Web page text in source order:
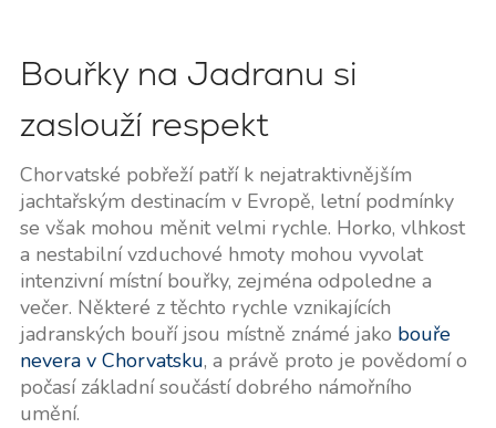
Bouřky na Jadranu si
zaslouží respekt
Chorvatské pobřeží patří k nejatraktivnějším
jachtařským destinacím v Evropě, letní podmínky
se však mohou měnit velmi rychle. Horko, vlhkost
a nestabilní vzduchové hmoty mohou vyvolat
intenzivní místní bouřky, zejména odpoledne a
večer. Některé z těchto rychle vznikajících
jadranských bouří jsou místně známé jako bouře
nevera v Chorvatsku, a právě proto je povědomí o
počasí základní součástí dobrého námořního
umění.